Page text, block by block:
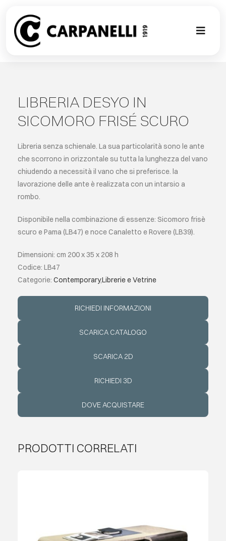
content
Toggle
CLASSIC
PROJECT
SU MISURA
ABOUT
LIBRERIA DESYO IN
SICOMORO FRISÉ SCURO
Libreria senza schienale. La sua particolarità sono le ante
che scorrono in orizzontale su tutta la lunghezza del vano
chiudendo a necessità il vano che si preferisce. la
lavorazione delle ante è realizzata con un intarsio a
rombo.
Disponibile nella combinazione di essenze: Sicomoro frisè
scuro e Pama (LB47) e noce Canaletto e Rovere (LB39).
Dimensioni: cm 200 x 35 x 208 h
Codice: LB47
Categorie: Contemporary,Librerie e Vetrine
RICHIEDI INFORMAZIONI
SCARICA CATALOGO
SCARICA 2D
RICHIEDI 3D
DOVE ACQUISTARE
PRODOTTI CORRELATI